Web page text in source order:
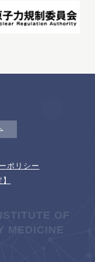
ポリシー
OF
MEDICINE